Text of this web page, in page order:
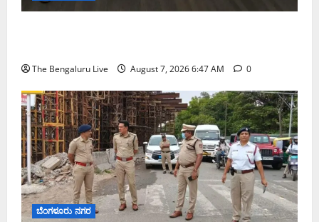
The Bengaluru Live August 7, 2026 6:47 AM 0
ಬೆಂಗಳೂರು ನಗರ